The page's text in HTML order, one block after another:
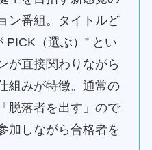
ン番組。タイトルど
PICK（選ぶ）” とい
が直接関わりながら
組みが特徴。通常の
脱落者を出す」ので
加しながら合格者を